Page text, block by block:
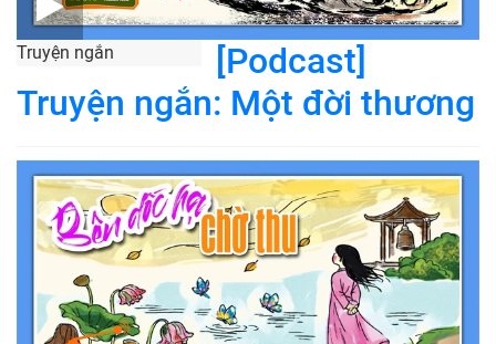
Truyện ngắn
[Podcast]
Truyện ngắn: Một đời thương